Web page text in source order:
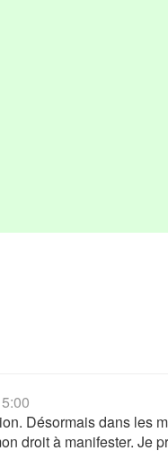
Désormais dans les
droit à manifester. Je